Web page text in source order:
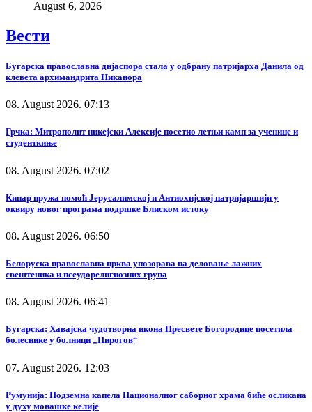
August 6, 2026
Вести
Бугарска православна дијаспора стала у одбрану патријарха Данила од
клевета архимандрита Никанора
08. August 2026. 07:13
Грчка: Митрополит никејски Алексије посетио летњи камп за ученице и
студенткиње
08. August 2026. 07:02
Кипар пружа помоћ Јерусалимској и Антиохијској патријаршији у
оквиру новог програма подршке Блиском истоку
08. August 2026. 06:50
Белоруска православна црква упозорава на деловање лажних
свештеника и псеудорелигиозних група
08. August 2026. 06:41
Бугарска: Хавајска чудотворна икона Пресвете Богородице посетила
болеснике у болници „Пирогов“
07. August 2026. 12:03
Румунија: Подземна капела Националног саборног храма биће осликана
у духу монашке келије